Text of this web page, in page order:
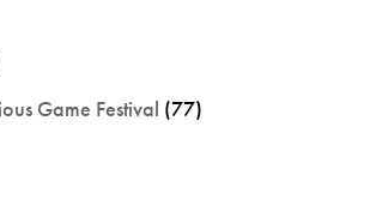
Game Festival (77)